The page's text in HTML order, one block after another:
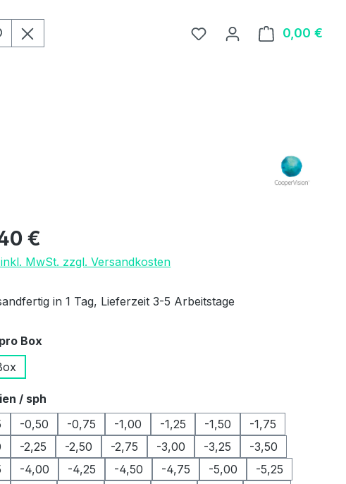
0,00 €
Preis:
€
MwSt. zzgl. Versandkosten
in 1 Tag, Lieferzeit 3-5 Arbeitstage
Box
/ sph
-0,50 -0,75 -1,00 -1,25 -1,50
-1,75
-2,25 -2,50 -2,75 -3,00 -3,25
-3,50
-4,00 -4,25 -4,50 -4,75 -5,00
-5,25